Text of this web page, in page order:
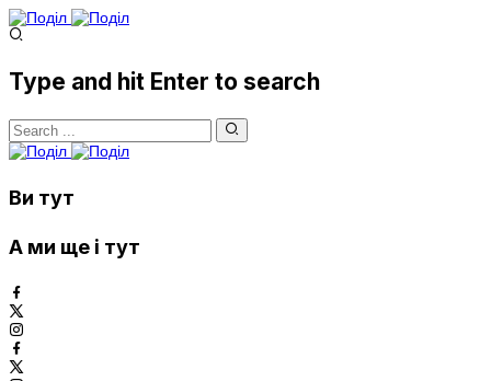
Type and hit Enter to search
Ви тут
А ми ще і тут